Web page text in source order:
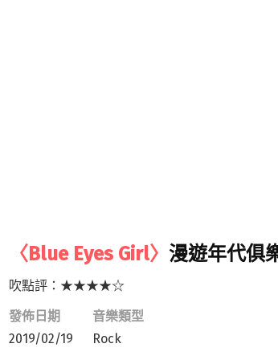
〈Blue Eyes Girl〉漫遊年代俱
吹點評：★★★★☆
發佈日期
2019/02/19
音樂類型
Rock